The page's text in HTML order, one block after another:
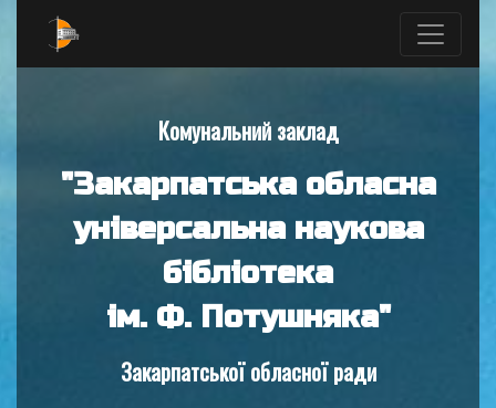
Комунальний заклад
"Закарпатська обласна
універсальна наукова
бібліотека
ім. Ф. Потушняка"
Закарпатської обласної ради